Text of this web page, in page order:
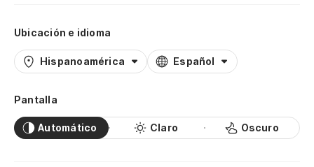
Ubicación e idioma
Hispanoamérica Español
Pantalla
Automático Claro Oscuro